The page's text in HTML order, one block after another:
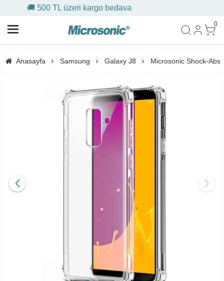
🎁 İlk siparişe %10 indirim
0
Anasayfa Samsung Galaxy J8 Microsonic Shock-